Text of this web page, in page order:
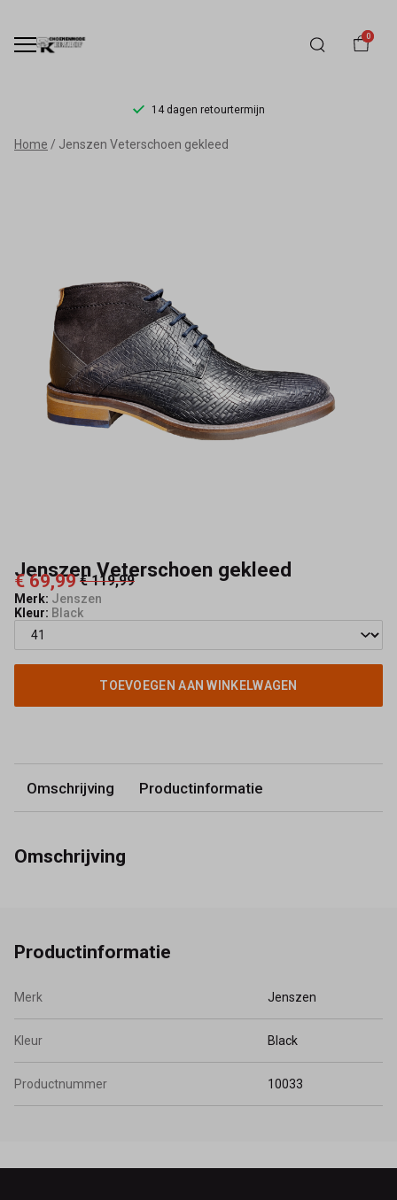
0
14 dagen retourtermijn
Jenszen
Schoenmode
Kerkhof
Home Jenszen Veterschoen gekleed
Jenszen Veterschoen gekleed
€ 69,99 € 119,99
Merk: Jenszen
Kleur: Black
TOEVOEGEN AAN WINKELWAGEN
Omschrijving Productinformatie
Omschrijving
Productinformatie
Merk Jenszen
Kleur Black
Productnummer 10033